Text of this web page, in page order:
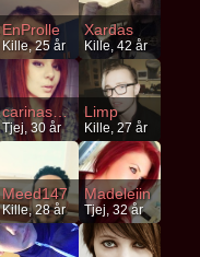
EnProlle
Kille, 25 år
Xardas
Kille, 42 år
carinasara
Tjej, 30 år
Limp
Kille, 27 år
Meed147
Kille, 28 år
Madeleiin
Tjej, 32 år